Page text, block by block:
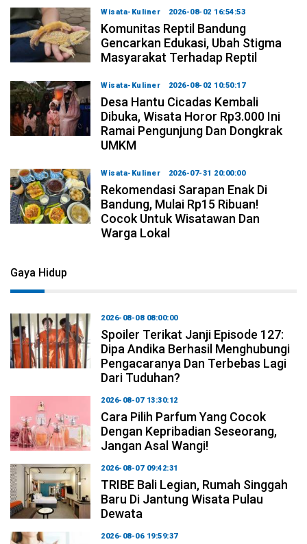
Wisata-Kuliner 2026-08-02 16:54:53
Komunitas Reptil Bandung
Gencarkan Edukasi, Ubah Stigma
Masyarakat Terhadap Reptil
Wisata-Kuliner 2026-08-02 10:50:17
Desa Hantu Cicadas Kembali
Dibuka, Wisata Horor Rp3.000 Ini
Ramai Pengunjung Dan Dongkrak
UMKM
Wisata-Kuliner 2026-07-31 20:00:00
Rekomendasi Sarapan Enak Di
Bandung, Mulai Rp15 Ribuan!
Cocok Untuk Wisatawan Dan
Warga Lokal
Gaya Hidup
2026-08-08 08:00:00
Spoiler Terikat Janji Episode 127:
Dipa Andika Berhasil Menghubungi
Pengacaranya Dan Terbebas Lagi
Dari Tuduhan?
2026-08-07 13:30:12
Cara Pilih Parfum Yang Cocok
Dengan Kepribadian Seseorang,
Jangan Asal Wangi!
2026-08-07 09:42:31
TRIBE Bali Legian, Rumah Singgah
Baru Di Jantung Wisata Pulau
Dewata
2026-08-06 19:59:37